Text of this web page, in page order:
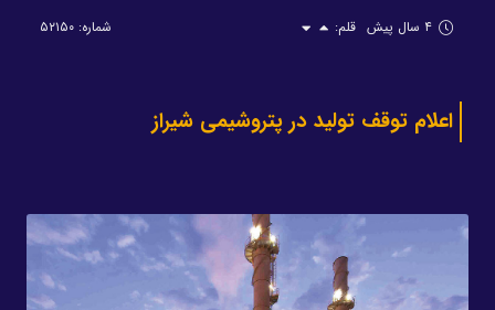
۴ سال پیش قلم: شماره: ۵۲۱۵۰
اعلام توقف تولید در پتروشیمی شیراز